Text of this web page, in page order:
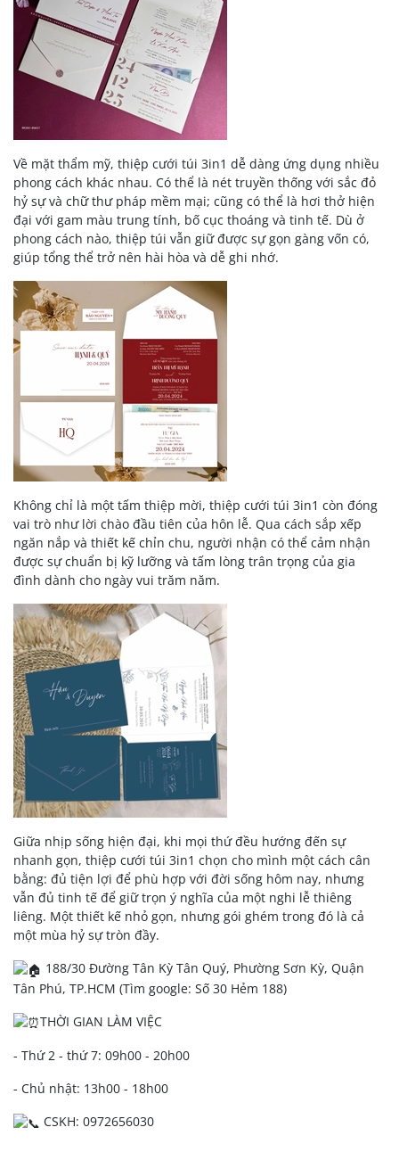
Về mặt thẩm mỹ, thiệp cưới túi 3in1 dễ dàng ứng dụng nhiều
phong cách khác nhau. Có thể là nét truyền thống với sắc đỏ
hỷ sự và chữ thư pháp mềm mại; cũng có thể là hơi thở hiện
đại với gam màu trung tính, bố cục thoáng và tinh tế. Dù ở
phong cách nào, thiệp túi vẫn giữ được sự gọn gàng vốn có,
giúp tổng thể trở nên hài hòa và dễ ghi nhớ.
Không chỉ là một tấm thiệp mời, thiệp cưới túi 3in1 còn đóng
vai trò như lời chào đầu tiên của hôn lễ. Qua cách sắp xếp
ngăn nắp và thiết kế chỉn chu, người nhận có thể cảm nhận
được sự chuẩn bị kỹ lưỡng và tấm lòng trân trọng của gia
đình dành cho ngày vui trăm năm.
Giữa nhịp sống hiện đại, khi mọi thứ đều hướng đến sự
nhanh gọn, thiệp cưới túi 3in1 chọn cho mình một cách cân
bằng: đủ tiện lợi để phù hợp với đời sống hôm nay, nhưng
vẫn đủ tinh tế để giữ trọn ý nghĩa của một nghi lễ thiêng
liêng. Một thiết kế nhỏ gọn, nhưng gói ghém trong đó là cả
một mùa hỷ sự tròn đầy.
188/30 Đường Tân Kỳ Tân Quý, Phường Sơn Kỳ, Quận
Tân Phú, TP.HCM (Tìm google: Số 30 Hẻm 188)
THỜI GIAN LÀM VIỆC
- Thứ 2 - thứ 7: 09h00 - 20h00
- Chủ nhật: 13h00 - 18h00
CSKH: 0972656030